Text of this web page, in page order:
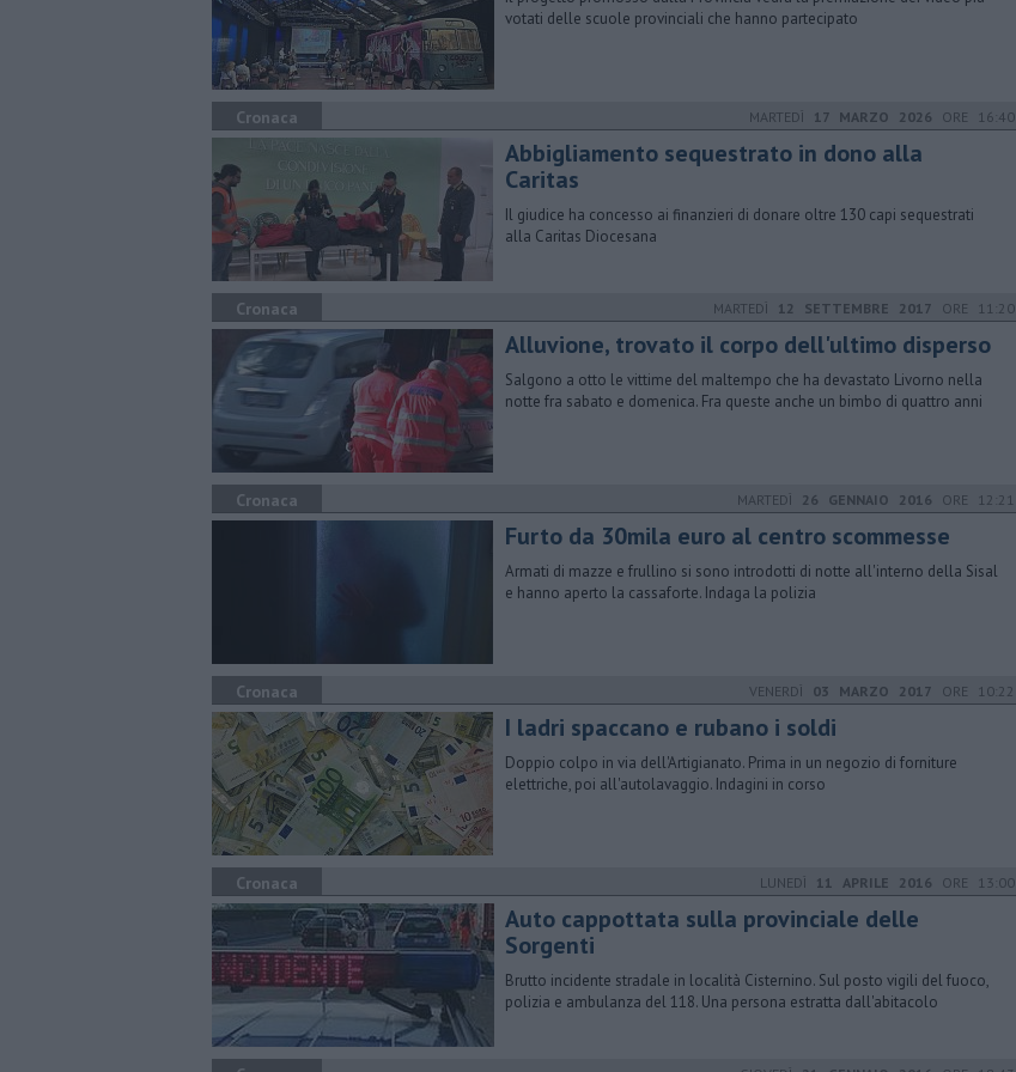
votati delle scuole provinciali che hanno partecipato
Cronaca MARTEDÌ 17 MARZO 2026 ORE 16:40
Abbigliamento sequestrato in dono alla
Caritas
Il giudice ha concesso ai finanzieri di donare oltre 130 capi sequestrati
alla Caritas Diocesana
Cronaca MARTEDÌ 12 SETTEMBRE 2017 ORE 11:20
Alluvione, trovato il corpo dell'ultimo disperso
Salgono a otto le vittime del maltempo che ha devastato Livorno nella
notte fra sabato e domenica. Fra queste anche un bimbo di quattro anni
Cronaca MARTEDÌ 26 GENNAIO 2016 ORE 12:21
Furto da 30mila euro al centro scommesse
Armati di mazze e frullino si sono introdotti di notte all'interno della Sisal
e hanno aperto la cassaforte. Indaga la polizia
Cronaca VENERDÌ 03 MARZO 2017 ORE 10:22
I ladri spaccano e rubano i soldi
Doppio colpo in via dell'Artigianato. Prima in un negozio di forniture
elettriche, poi all'autolavaggio. Indagini in corso
Cronaca LUNEDÌ 11 APRILE 2016 ORE 13:00
Auto cappottata sulla provinciale delle
Sorgenti
Brutto incidente stradale in località Cisternino. Sul posto vigili del fuoco,
polizia e ambulanza del 118. Una persona estratta dall'abitacolo